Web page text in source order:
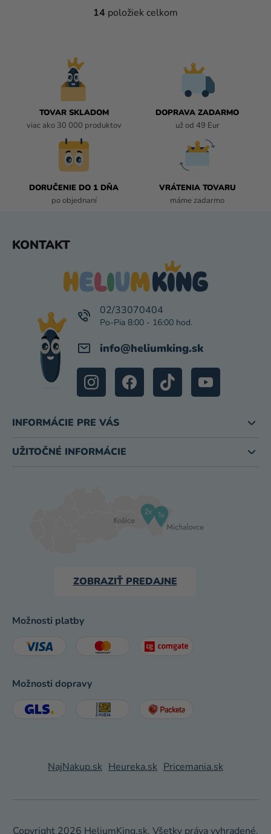
O
U
14 položiek celkom
TOVAR SKLADOM
viac ako 30 000 produktov
DOPRAVA ZADARMO
už od 49 Eur
DORUČENIE DO 1 DŇA
po objednaní
VRÁTENIA TOVARU
máme zadarmo
KONTAKT
info@heliumking.sk
02/33070404
INFORMÁCIE PRE VÁS
UŽITOČNÉ INFORMÁCIE
ZOBRAZIŤ PREDAJNE
Možnosti platby
Možnosti dopravy
NajNakup.sk Heureka.sk Pricemania.sk
Copyright 2026 HeliumKing.sk. Všetky práva vyhradené.